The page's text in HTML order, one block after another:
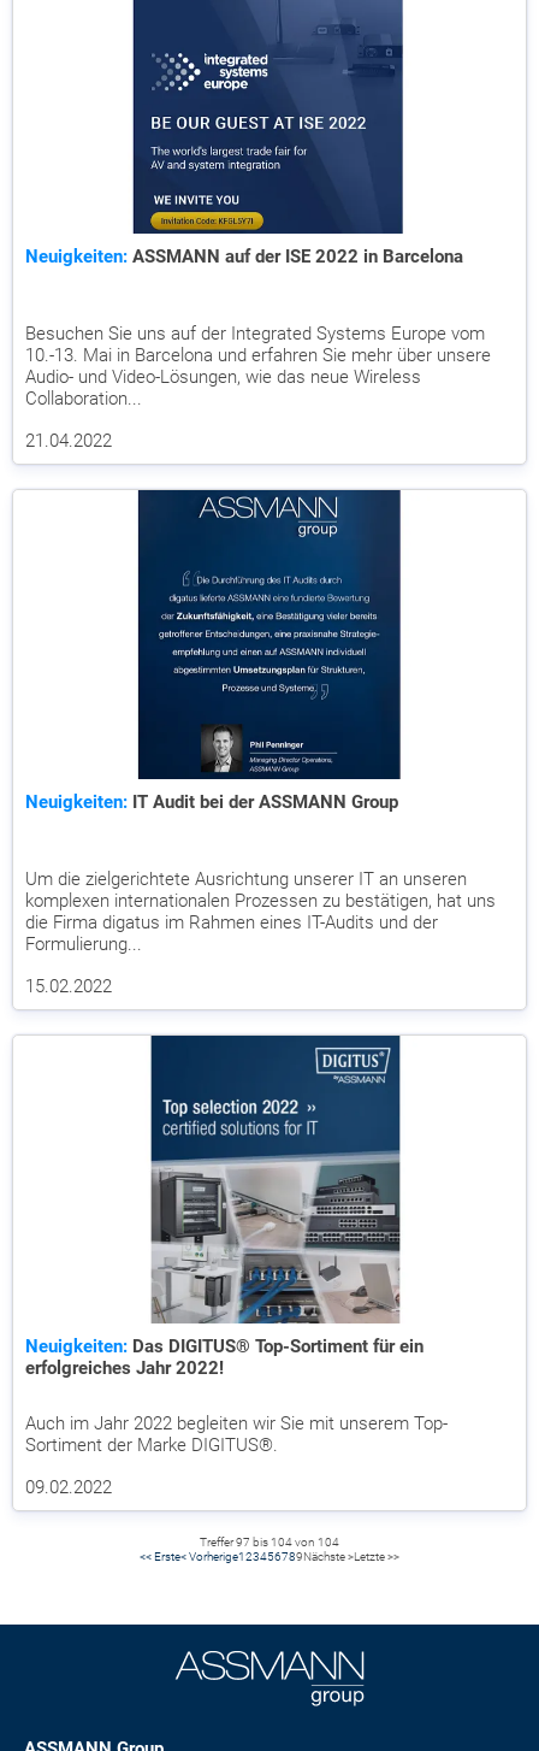
Neuigkeiten: ASSMANN auf der ISE 2022 in Barcelona
Besuchen Sie uns auf der Integrated Systems Europe vom
10.-13. Mai in Barcelona und erfahren Sie mehr über unsere
Audio- und Video-Lösungen, wie das neue Wireless
Collaboration...
21.04.2022
Neuigkeiten: IT Audit bei der ASSMANN Group
Um die zielgerichtete Ausrichtung unserer IT an unseren
komplexen internationalen Prozessen zu bestätigen, hat uns
die Firma digatus im Rahmen eines IT-Audits und der
Formulierung...
15.02.2022
Neuigkeiten: Das DIGITUS® Top-Sortiment für ein
erfolgreiches Jahr 2022!
Auch im Jahr 2022 begleiten wir Sie mit unserem Top-
Sortiment der Marke DIGITUS®.
09.02.2022
Treffer 97 bis 104 von 104
<< Erste< Vorherige1 23456789Nächste >Letzte >>